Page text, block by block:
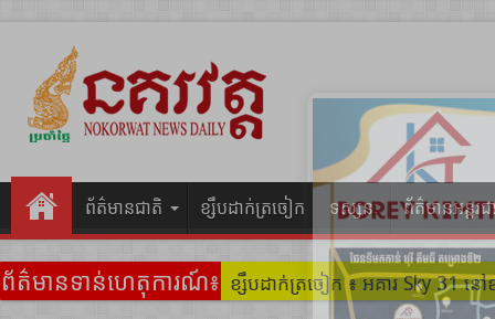
ព័ត៌មានជាតិ ខ្សឹបដាក់ត្រចៀក ទស្សនៈ ព័ត៌មានអន្តរជ
ព័ត៌មានទាន់ហេតុការណ៍៖ ខ្សឹបដាក់ត្រចៀក ៖ ដល់ករ ! ឈ្មួញដឹក